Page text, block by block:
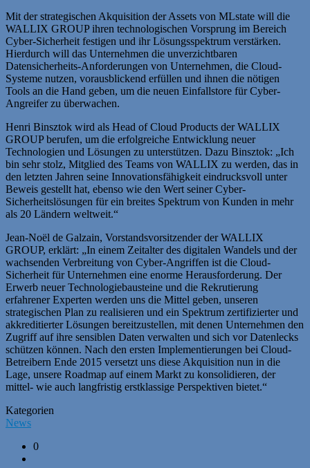
Mit der strategischen Akquisition der Assets von MLstate will die
WALLIX GROUP ihren technologischen Vorsprung im Bereich
Cyber-Sicherheit festigen und ihr Lösungsspektrum verstärken.
Hierdurch will das Unternehmen die unverzichtbaren
Datensicherheits-Anforderungen von Unternehmen, die Cloud-
Systeme nutzen, vorausblickend erfüllen und ihnen die nötigen
Tools an die Hand geben, um die neuen Einfallstore für Cyber-
Angreifer zu überwachen.
Henri Binsztok wird als Head of Cloud Products der WALLIX
GROUP berufen, um die erfolgreiche Entwicklung neuer
Technologien und Lösungen zu unterstützen. Dazu Binsztok: „Ich
bin sehr stolz, Mitglied des Teams von WALLIX zu werden, das in
den letzten Jahren seine Innovationsfähigkeit eindrucksvoll unter
Beweis gestellt hat, ebenso wie den Wert seiner Cyber-
Sicherheitslösungen für ein breites Spektrum von Kunden in mehr
als 20 Ländern weltweit.“
Jean-Noël de Galzain, Vorstandsvorsitzender der WALLIX
GROUP, erklärt: „In einem Zeitalter des digitalen Wandels und der
wachsenden Verbreitung von Cyber-Angriffen ist die Cloud-
Sicherheit für Unternehmen eine enorme Herausforderung. Der
Erwerb neuer Technologiebausteine und die Rekrutierung
erfahrener Experten werden uns die Mittel geben, unseren
strategischen Plan zu realisieren und ein Spektrum zertifizierter und
akkreditierter Lösungen bereitzustellen, mit denen Unternehmen den
Zugriff auf ihre sensiblen Daten verwalten und sich vor Datenlecks
schützen können. Nach den ersten Implementierungen bei Cloud-
Betreibern Ende 2015 versetzt uns diese Akquisition nun in die
Lage, unsere Roadmap auf einem Markt zu konsolidieren, der
mittel- wie auch langfristig erstklassige Perspektiven bietet.“
Kategorien
News
0